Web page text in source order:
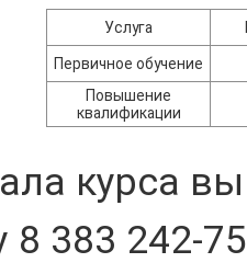
Услуга
Первичное обучение
Повышение
квалификации
курса
8 383 242-